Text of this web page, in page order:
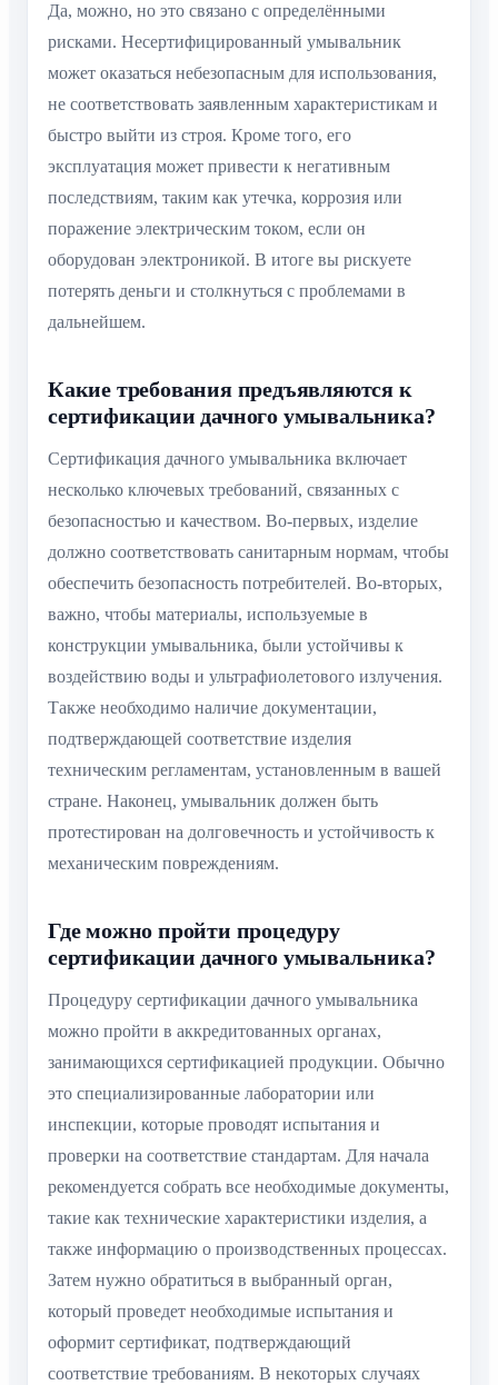
Да, можно, но это связано с определёнными
рисками. Несертифицированный умывальник
может оказаться небезопасным для использования,
не соответствовать заявленным характеристикам и
быстро выйти из строя. Кроме того, его
эксплуатация может привести к негативным
последствиям, таким как утечка, коррозия или
поражение электрическим током, если он
оборудован электроникой. В итоге вы рискуете
потерять деньги и столкнуться с проблемами в
дальнейшем.
Какие требования предъявляются к
сертификации дачного умывальника?
Сертификация дачного умывальника включает
несколько ключевых требований, связанных с
безопасностью и качеством. Во-первых, изделие
должно соответствовать санитарным нормам, чтобы
обеспечить безопасность потребителей. Во-вторых,
важно, чтобы материалы, используемые в
конструкции умывальника, были устойчивы к
воздействию воды и ультрафиолетового излучения.
Также необходимо наличие документации,
подтверждающей соответствие изделия
техническим регламентам, установленным в вашей
стране. Наконец, умывальник должен быть
протестирован на долговечность и устойчивость к
механическим повреждениям.
Где можно пройти процедуру
сертификации дачного умывальника?
Процедуру сертификации дачного умывальника
можно пройти в аккредитованных органах,
занимающихся сертификацией продукции. Обычно
это специализированные лаборатории или
инспекции, которые проводят испытания и
проверки на соответствие стандартам. Для начала
рекомендуется собрать все необходимые документы,
такие как технические характеристики изделия, а
также информацию о производственных процессах.
Затем нужно обратиться в выбранный орган,
который проведет необходимые испытания и
оформит сертификат, подтверждающий
соответствие требованиям. В некоторых случаях